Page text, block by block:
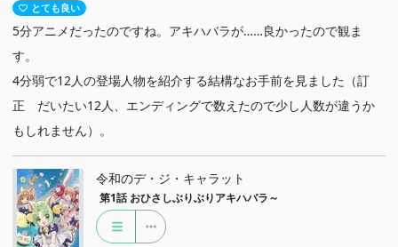
とても良い
5分アニメだったのですね。アキハバラが……良かったので観ま
す。
4分弱で12人の登場人物を紹介する結構なお手前を見ました（訂
正 だいたい12人、エンディングで数えたので少し人数が違うか
もしれません）。
令和のデ・ジ・キャラット
第1話 おひさしぶりぶりアキハバラ～